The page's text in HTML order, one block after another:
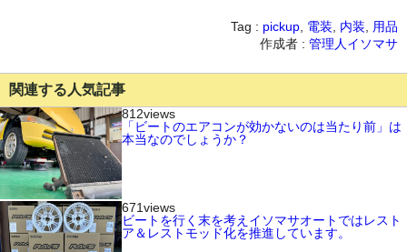
Tag : pickup 電装 内装
用品
作成者 : 管理人イソマサ
関連する人気記事
812views
「ビートのエアコンが効かないのは当たり前」は
本当なのでしょうか？
671views
ビートを行く末を考えイソマサオートではレスト
ア＆レストモッド化を推進しています。